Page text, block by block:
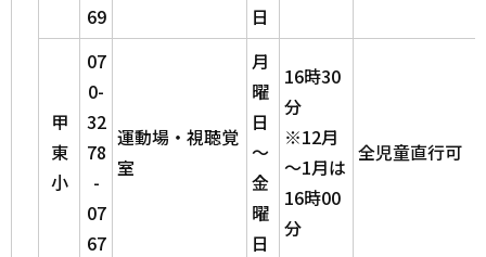
69
日
甲
東
小
07
0-
32
78
-
07
67
運動場・視聴覚
室
月
曜
日
～
金
曜
日
16時30
分
※12月
～1月は
16時00
分
全児童直行可